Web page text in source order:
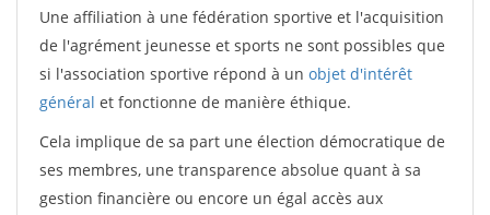
Une affiliation à une fédération sportive et l'acquisition
de l'agrément jeunesse et sports ne sont possibles que
si l'association sportive répond à un objet d'intérêt
général et fonctionne de manière éthique.
Cela implique de sa part une élection démocratique de
ses membres, une transparence absolue quant à sa
gestion financière ou encore un égal accès aux